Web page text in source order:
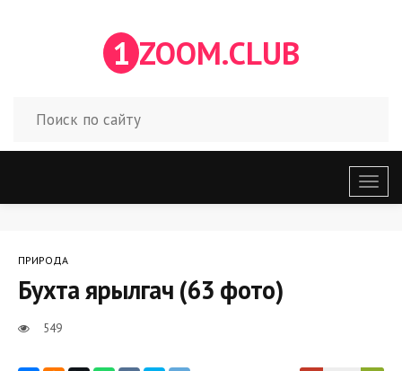
1 ZOOM.CLUB
меню
ПРИРОДА
Бухта ярылгач (63 фото)
549